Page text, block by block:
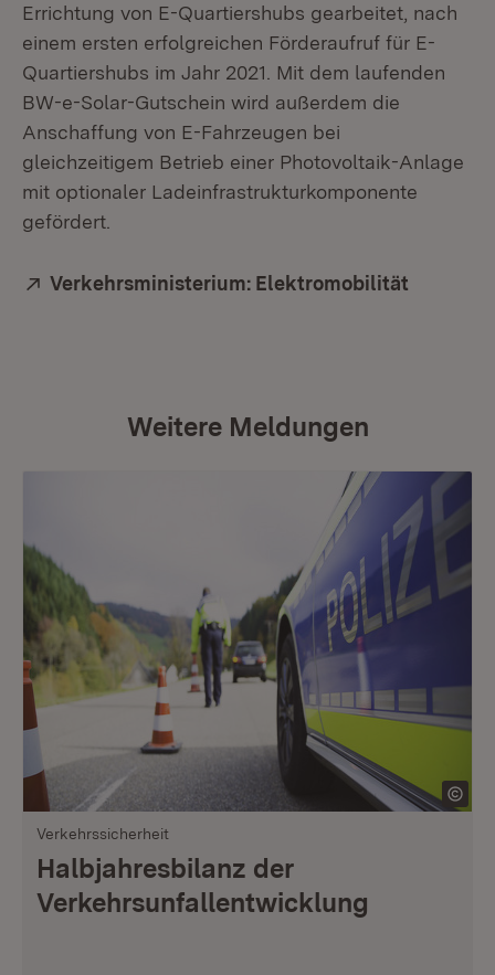
Errichtung von E-Quartiershubs gearbeitet, nach
einem ersten erfolgreichen Förderaufruf für E-
Quartiershubs im Jahr 2021. Mit dem laufenden
BW-e-Solar-Gutschein wird außerdem die
Anschaffung von E-Fahrzeugen bei
gleichzeitigem Betrieb einer Photovoltaik-Anlage
mit optionaler Ladeinfrastrukturkomponente
gefördert.
Extern:
Verkehrsministerium: Elektromobilität
Weitere Meldungen
Verkehrssicherheit
Halbjahresbilanz der
Verkehrsunfallentwicklung